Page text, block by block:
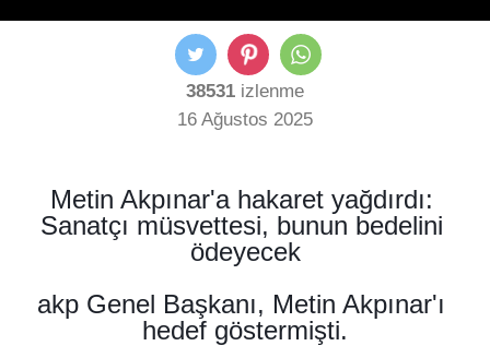
38531 izlenme
16 Ağustos 2025
Metin Akpınar'a hakaret yağdırdı:
Sanatçı müsvettesi, bunun bedelini
ödeyecek
akp Genel Başkanı, Metin Akpınar'ı
hedef göstermişti.